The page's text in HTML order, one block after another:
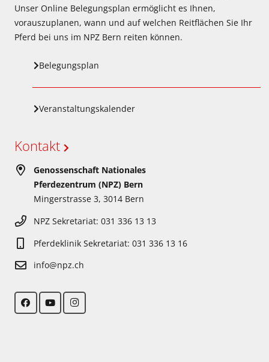
Unser Online Belegungsplan ermöglicht es Ihnen,
vorauszuplanen, wann und auf welchen Reitflächen Sie Ihr
Pferd bei uns im NPZ Bern reiten können.
Belegungsplan
Veranstaltungskalender
Kontakt
Genossenschaft Nationales
Pferdezentrum (NPZ) Bern
Mingerstrasse 3, 3014 Bern
NPZ Sekretariat: 031 336 13 13
Pferdeklinik Sekretariat: 031 336 13 16
info@npz.ch